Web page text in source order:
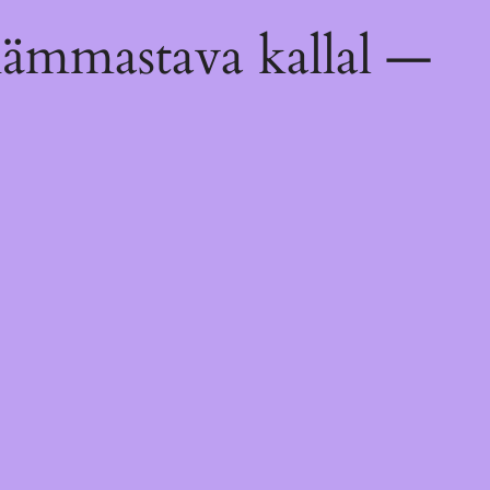
kallal —